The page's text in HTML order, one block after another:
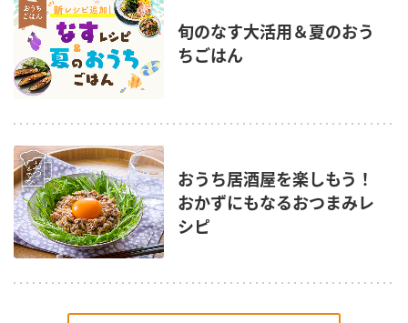
旬のなす大活用＆夏のおう
ちごはん
おうち居酒屋を楽しもう！
おかずにもなるおつまみレ
シピ